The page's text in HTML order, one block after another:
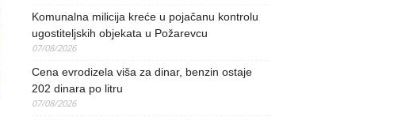
Komunalna milicija kreće u pojačanu kontrolu
ugostiteljskih objekata u Požarevcu
07/08/2026
Cena evrodizela viša za dinar, benzin ostaje
202 dinara po litru
07/08/2026